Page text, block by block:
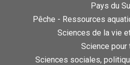
Pays du
Pêche - Ressources
Sciences de la vie
Science pour
Sciences sociales,